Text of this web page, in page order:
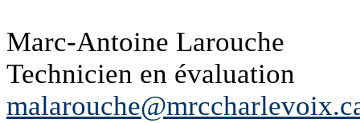
Marc-Antoine Larouche
Technicien en évaluation